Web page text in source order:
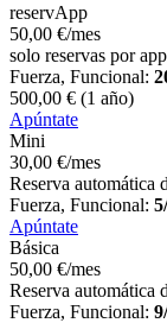
reservApp
50,00 €/mes
solo reservas por app
Fuerza, Funcional:
500,00 € (1 año)
Apúntate
Mini
30,00 €/mes
Reserva automática
Fuerza, Funcional:
Apúntate
Básica
50,00 €/mes
Reserva automática
Fuerza, Funcional: